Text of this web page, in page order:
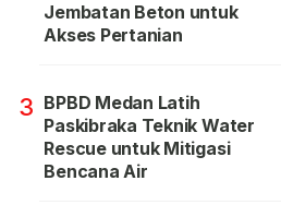
Jembatan Beton untuk
Akses Pertanian
3 BPBD Medan Latih
Paskibraka Teknik Water
Rescue untuk Mitigasi
Bencana Air